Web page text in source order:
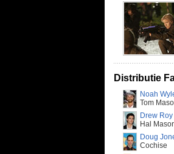
Distributie
Noah
Tom
Drew Roy
Hal
Doug
Cochise